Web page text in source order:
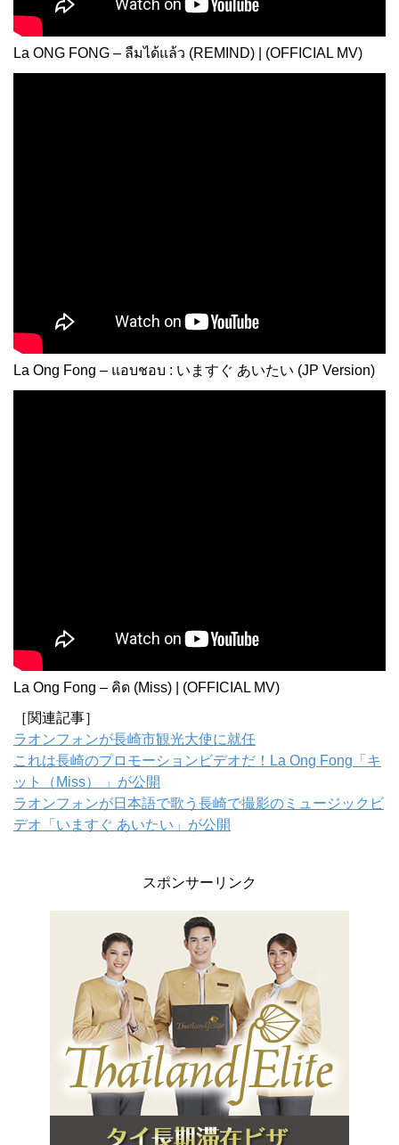
La ONG FONG – ลืมได้แล้ว (REMIND) | (OFFICIAL MV)
La Ong Fong – แอบชอบ : いますぐ あいたい (JP Version)
La Ong Fong – คิด (Miss) | (OFFICIAL MV)
［関連記事］
ラオンフォンが長崎市観光大使に就任
これは長崎のプロモーションビデオだ！La Ong Fong「キ
ット（Miss） 」が公開
ラオンフォンが日本語で歌う長崎で撮影のミュージックビ
デオ「いますぐ あいたい」が公開
スポンサーリンク